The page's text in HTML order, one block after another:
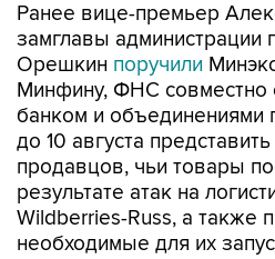
Ранее вице-премьер
замглавы администрации
Орешкин поручили
Минфину, ФНС совместно
банком и объединениями
до 10 августа
продавцов, чьи товары
результате атак на
Wildberries-Russ, а также
необходимые для их